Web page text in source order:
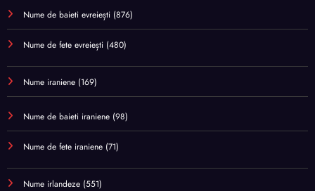
Nume de baieti evreiești (876)
Nume de fete evreiești (480)
Nume iraniene (169)
Nume de baieti iraniene (98)
Nume de fete iraniene (71)
Nume irlandeze (551)